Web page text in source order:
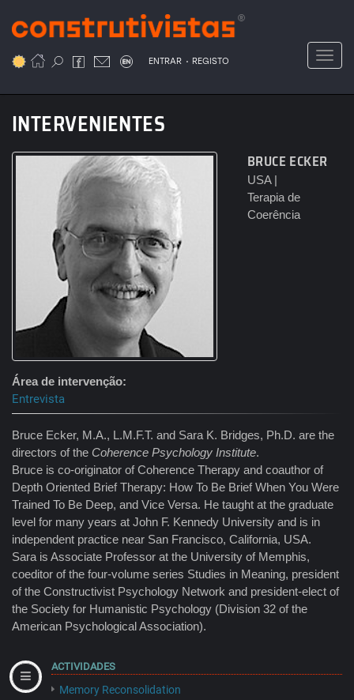
para
conteúdo
ENTRAR . REGISTO
INTERVENIENTES
BRUCE ECKER
USA |
Área de intervenção
Terapia de
Coerência
Entrevista
Bruce Ecker, M.A., L.M.F.T. and Sara K. Bridges, Ph.D. are the
directors of the Coherence Psychology Institute.
Bruce is co-originator of Coherence Therapy and coauthor of
Depth Oriented Brief Therapy: How To Be Brief When You Were
Trained To Be Deep, and Vice Versa. He taught at the graduate
level for many years at John F. Kennedy University and is in
independent practice near San Francisco, California, USA.
Sara is Associate Professor at the University of Memphis,
coeditor of the four-volume series Studies in Meaning, president
of the Constructivist Psychology Network and president-elect of
the Society for Humanistic Psychology (Division 32 of the
American Psychological Association).
ACTIVIDADES
Memory Reconsolidation